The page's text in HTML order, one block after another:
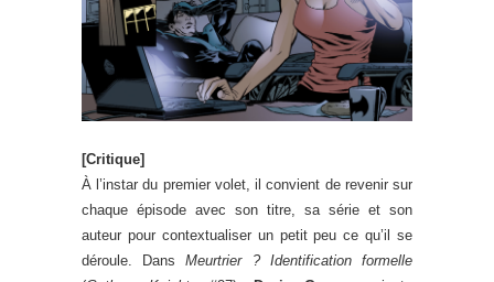
[Critique]
À l’instar du premier volet, il convient de revenir sur
chaque épisode avec son titre, sa série et son
auteur pour contextualiser un petit peu ce qu’il se
déroule. DansMeurtrier ? Identification formelle